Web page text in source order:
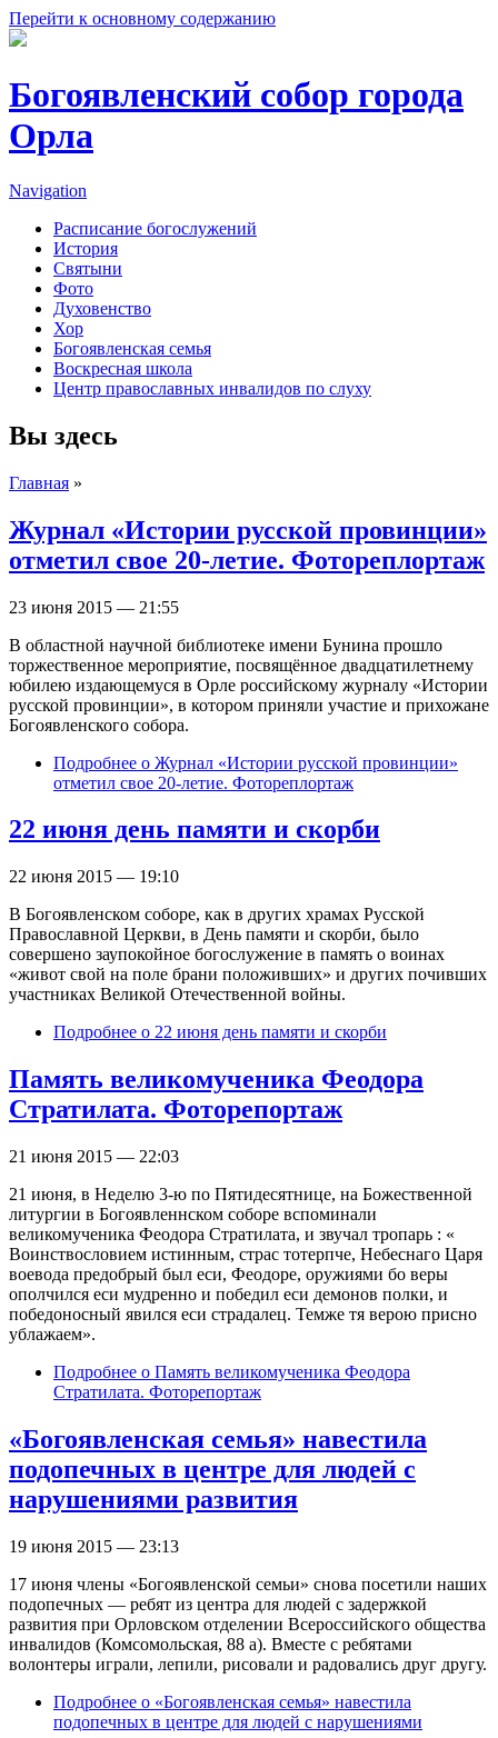
Перейти к основному содержанию
Богоявленский собор города
Орла
Navigation
Расписание богослужений
История
Святыни
Фото
Духовенство
Хор
Богоявленская семья
Воскресная школа
Центр православных инвалидов по слуху
Вы здесь
Главная »
Журнал «Истории русской провинции»
отметил свое 20-летие. Фотореплортаж
23 июня 2015 — 21:55
В областной научной библиотеке имени Бунина прошло
торжественное мероприятие, посвящённое двадцатилетнему
юбилею издающемуся в Орле российскому журналу «Истории
русской провинции», в котором приняли участие и прихожане
Богоявленского собора.
Подробнее о Журнал «Истории русской провинции»
отметил свое 20-летие. Фотореплортаж
22 июня день памяти и скорби
22 июня 2015 — 19:10
В Богоявленском соборе, как в других храмах Русской
Православной Церкви, в День памяти и скорби, было
совершено заупокойное богослужение в память о воинах
«живот свой на поле брани положивших» и других почивших
участниках Великой Отечественной войны.
Подробнее о 22 июня день памяти и скорби
Память великомученика Феодора
Стратилата. Фоторепортаж
21 июня 2015 — 22:03
21 июня, в Неделю 3-ю по Пятидесятнице, на Божественной
литургии в Богоявленнском соборе вспоминали
великомученика Феодора Стратилата, и звучал тропарь : «
Воинствословием истинным, страс тотерпче, Небеснаго Царя
воевода предобрый был еси, Феодоре, оружиями бо веры
ополчился еси мудренно и победил еси демонов полки, и
победоносный явился еси страдалец. Темже тя верою присно
ублажаем».
Подробнее о Память великомученика Феодора
Стратилата. Фоторепортаж
«Богоявленская семья» навестила
подопечных в центре для людей с
нарушениями развития
19 июня 2015 — 23:13
17 июня члены «Богоявленской семьи» снова посетили наших
подопечных — ребят из центра для людей с задержкой
развития при Орловском отделении Всероссийского общества
инвалидов (Комсомольская, 88 а). Вместе с ребятами
волонтеры играли, лепили, рисовали и радовались друг другу.
Подробнее о «Богоявленская семья» навестила
подопечных в центре для людей с нарушениями